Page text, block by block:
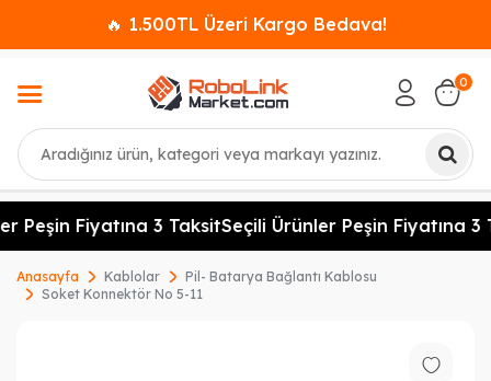
🔥 1.500TL Üzeri Kargo Bedava!
Ara
0
Peşin Fiyatına 3 TaksitSeçili Ürünler Peşin Fiyatına 3
Anasayfa Kablolar
Pil- Batarya Bağlantı Kablosu
Soket Konnektör No 5-11